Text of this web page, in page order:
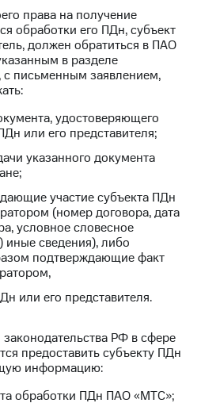
права на получение
обработки его ПДн, субъект
должен обратиться в ПАО
в разделе
с письменным заявлением,
удостоверяющего
или его представителя;
указанного документа
участие субъекта ПДн
(номер договора, дата
условное словесное
иные сведения), либо
подтверждающие факт
или его представителя.
РФ в сфере
предоставить субъекту ПДн
информацию:
обработки ПДн ПАО «МТС»;